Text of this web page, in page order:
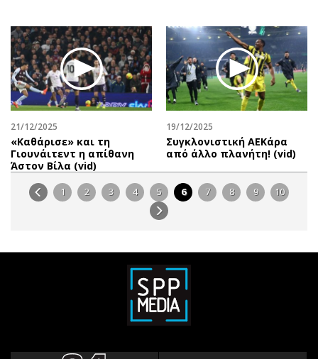
21/12/2025
«Καθάρισε» και τη
Γιουνάιτεντ η απίθανη
Άστον Βίλα (vid)
19/12/2025
Συγκλονιστική ΑΕΚάρα
από άλλο πλανήτη! (vid)
1 2 3 4 5 6 7 8 9 10